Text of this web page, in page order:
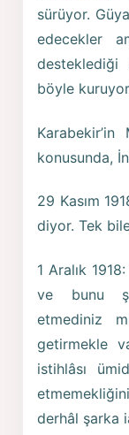
sürüyor.
edecekler
desteklediği
böyle
konusunda,
29 Kasım
diyor. Tek
1 Aralık
ve bunu
etmediniz
getirmekle
istihlâsı
derhâl şarka